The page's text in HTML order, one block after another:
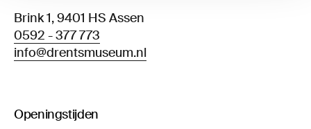
Brink 1, 9401 HS Assen
0592 - 377 773
info@drentsmuseum.nl
Openingstijden